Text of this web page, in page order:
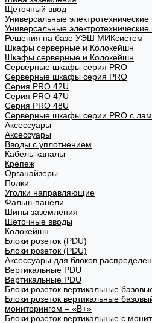
Щеточный ввод
Универсальные
Универсальные
Решения на базе УЭШ МИКсистем
Шкафы серверные и Колокейшн
Шкафы серверные и Колокейшн
Серверные шкафы серия PRO
Серверные шкафы серия PRO
Серия PRO 42U
Серия PRO 47U
Серия PRO 48U
Серверные шкафы серии PRO с
Аксессуары
Аксессуары
Вводы с уплотнением
Кабель-каналы
Крепеж
Органайзеры
Полки
Уголки направляющие
Фальш-панели
Шины заземления
Щеточные вводы
Колокейшн
Блоки розеток (PDU)
Блоки розеток (PDU)
Аксессуары для блоков
Вертикальные PDU
Вертикальные PDU
Блоки розеток вертикальные
Блоки розеток вертикальные
мониторингом – «В+»
Блоки розеток вертикальные с